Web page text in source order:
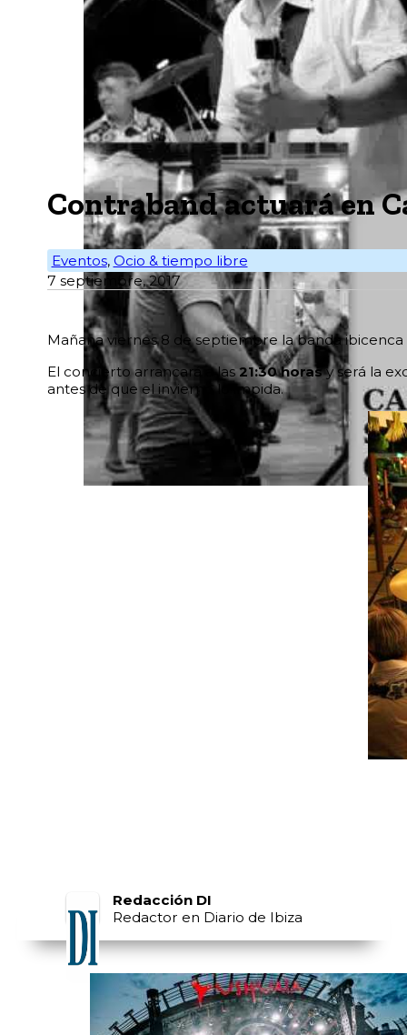
Contraband actuará en
Eventos, Ocio & tiempo libre
7 septiembre, 2017
Mañana viernes 8 de septiembre la banda ibicenca
El concierto arrancará a las21:30 horasy será la
antes de que el invierno lo impida.
Redacción DI
Redactor en Diario de Ibiza